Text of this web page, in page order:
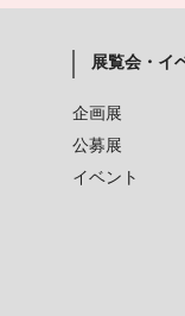
展覧会・イ
企画展
公募展
イベント